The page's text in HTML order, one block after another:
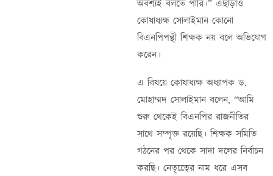
অবশ্যই বলতে পারি।” এছাড়াও
কোষাধ্যক্ষ সোলাইমান কোনো
বিএনপিপন্থী শিক্ষক নয় বলে অভিযোগ
করেন।
এ বিষয়ে কোষাধ্যক্ষ অধ্যাপক ড.
মোহাম্মদ সোলাইমান বলেন, “আমি
শুরু থেকেই বিএনপির রাজনীতির
সাথে সম্পৃক্ত রয়েছি। শিক্ষক সমিতি
গঠনের পর থেকে সাদা দলের নির্বাচন
করছি। নেতৃত্বেের নাম ধরে এসব